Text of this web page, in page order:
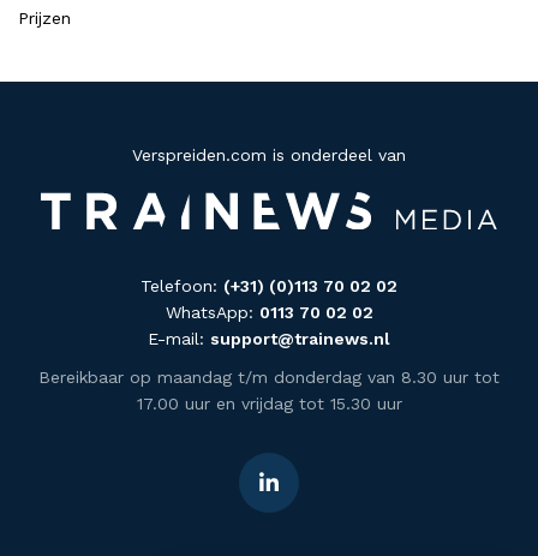
Prijzen
Verspreiden.com is onderdeel van
Telefoon: (+31) (0)113 70 02 02
WhatsApp: 0113 70 02 02
E-mail: support@trainews.nl
Bereikbaar op maandag t/m donderdag van 8.30 uur tot
17.00 uur en vrijdag tot 15.30 uur